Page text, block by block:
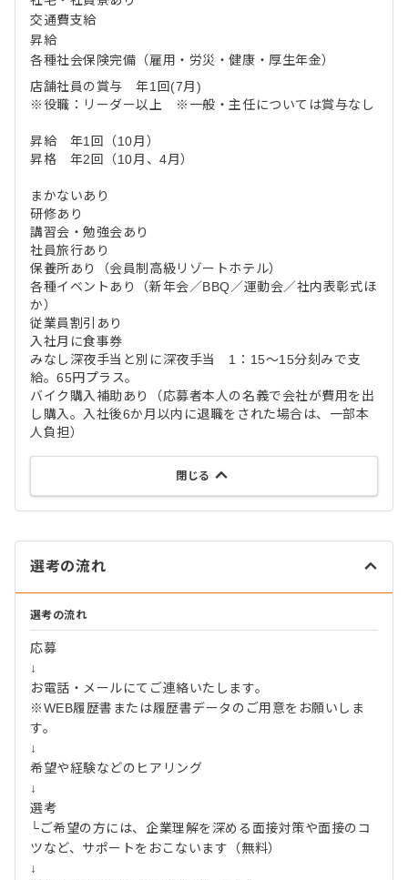
交通費支給
昇給
各種社会保険完備（雇用・労災・健康・厚生年金）
店舗社員の賞与 年1回(7月)
※役職：リーダー以上 ※一般・主任については賞与なし
昇給 年1回（10月）
昇格 年2回（10月、4月）
まかないあり
研修あり
講習会・勉強会あり
社員旅行あり
保養所あり（会員制高級リゾートホテル）
各種イベントあり（新年会／BBQ／運動会／社内表彰式ほ
か）
従業員割引あり
入社月に食事券
みなし深夜手当と別に深夜手当 1：15～15分刻みで支
給。65円プラス。
バイク購入補助あり（応募者本人の名義で会社が費用を出
し購入。入社後6か月以内に退職をされた場合は、一部本
人負担）
閉じる
選考の流れ
選考の流れ
応募
↓
お電話・メールにてご連絡いたします。
※WEB履歴書または履歴書データのご用意をお願いしま
す。
↓
希望や経験などのヒアリング
↓
選考
└ご希望の方には、企業理解を深める面接対策や面接のコ
ツなど、サポートをおこないます（無料）
↓